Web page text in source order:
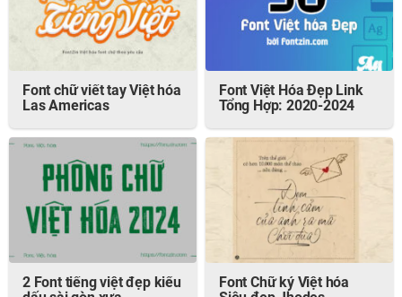
Font chữ viết tay Việt hóa
Las Americas
Font Việt Hóa Đẹp Link
Tổng Hợp: 2020-2024
2 Font tiếng việt đẹp kiểu
Font Chữ ký Việt hóa